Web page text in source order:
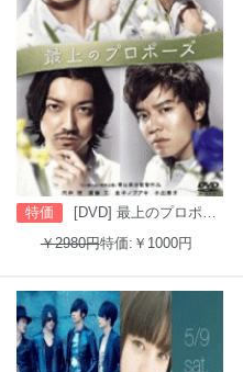
特価
[DVD] 最上のプロポーズ
￥2980円特価:￥1000円